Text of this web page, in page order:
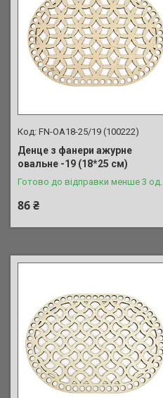
FN-OA18-25/19 (100222)
Денце з фанери ажурне
овальне -19 (18*25 см)
Готово до відправки менше 3 од.
86 ₴